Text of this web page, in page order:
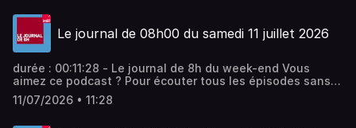
Le journal de 08h00 du samedi 11 juillet 2026
durée : 00:11:28 - Le journal de 8h du week-end Vous
aimez ce podcast ? Pour écouter tous les épisodes sans
limite, rendez-vous sur Radio France
11/07/2026 • 11:28